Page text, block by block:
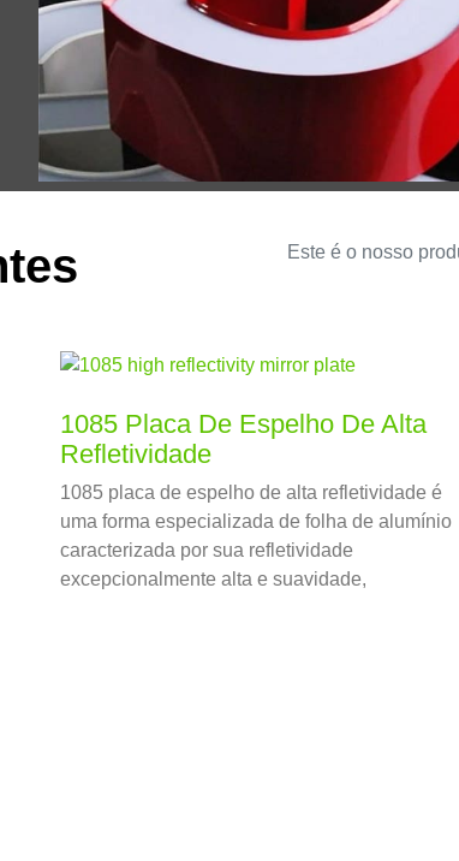
Este é o nosso
1085 Placa De Espelho De Alta
Refletividade
1085 placa de espelho de alta refletividade é
uma forma especializada de folha de alumínio
caracterizada por sua refletividade
excepcionalmente alta e suavidade,